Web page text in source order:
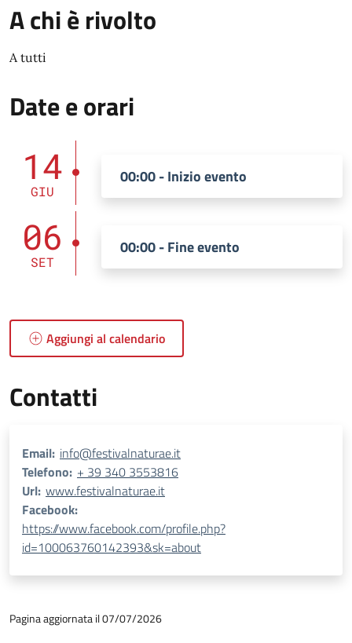
A chi è rivolto
A tutti
Date e orari
14
GIU
00:00 - Inizio evento
06
SET
00:00 - Fine evento
Aggiungi al calendario
Contatti
Email: info@festivalnaturae.it
Telefono: + 39 340 3553816
Url: www.festivalnaturae.it
Facebook:
https://www.facebook.com/profile.php?
id=100063760142393&sk=about
Pagina aggiornata il 07/07/2026